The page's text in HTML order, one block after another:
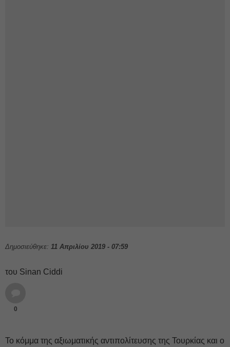
Δημοσιεύθηκε: 11 Απριλίου 2019 - 07:59
του Sinan Ciddi
0
Το κόμμα της αξιωματικής αντιπολίτευσης της Τουρκίας και ο